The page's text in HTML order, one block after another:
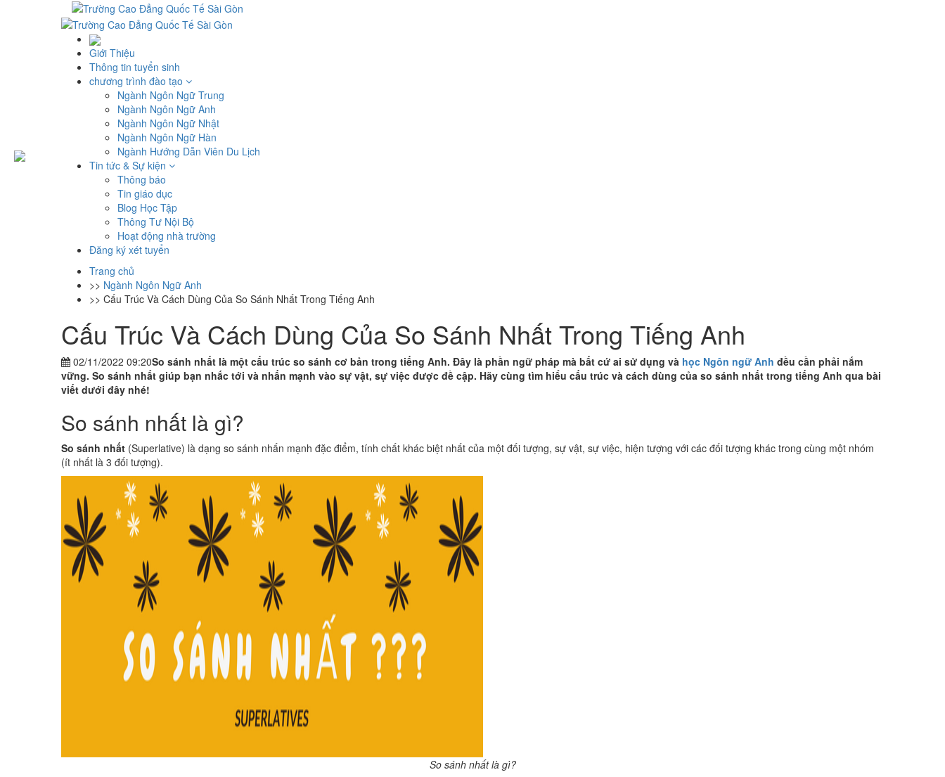
Giới Thiệu
Thông tin tuyển sinh
chương trình đào tạo
Ngành Ngôn Ngữ Trung
Ngành Ngôn Ngữ Anh
Ngành Ngôn Ngữ Nhật
Ngành Ngôn Ngữ Hàn
Ngành Hướng Dẫn Viên Du Lịch
Tin tức & Sự kiện
Thông báo
Tin giáo dục
Blog Học Tập
Thông Tư Nội Bộ
Hoạt động nhà trường
Đăng ký xét tuyển
Trang chủ
>> Ngành Ngôn Ngữ Anh
>> Cấu Trúc Và Cách Dùng Của So Sánh Nhất Trong Tiếng Anh
Cấu Trúc Và Cách Dùng Của So Sánh Nhất Trong Tiếng Anh
02/11/2022 09:20So sánh nhất là một cấu trúc so sánh cơ bản trong tiếng Anh. Đây là phần ngữ pháp mà bất cứ ai sử dụng và học Ngôn ngữ Anh đều cần phải nắm
vững. So sánh nhất giúp bạn nhắc tới và nhấn mạnh vào sự vật, sự việc được đề cập. Hãy cùng tìm hiểu cấu trúc và cách dùng của so sánh nhất trong tiếng Anh qua bài
viết dưới đây nhé!
So sánh nhất là gì?
So sánh nhất (Superlative) là dạng so sánh nhấn mạnh đặc điểm, tính chất khác biệt nhất của một đối tượng, sự vật, sự việc, hiện tượng với các đối tượng khác trong cùng một nhóm
(ít nhất là 3 đối tượng).
So sánh nhất là gì?